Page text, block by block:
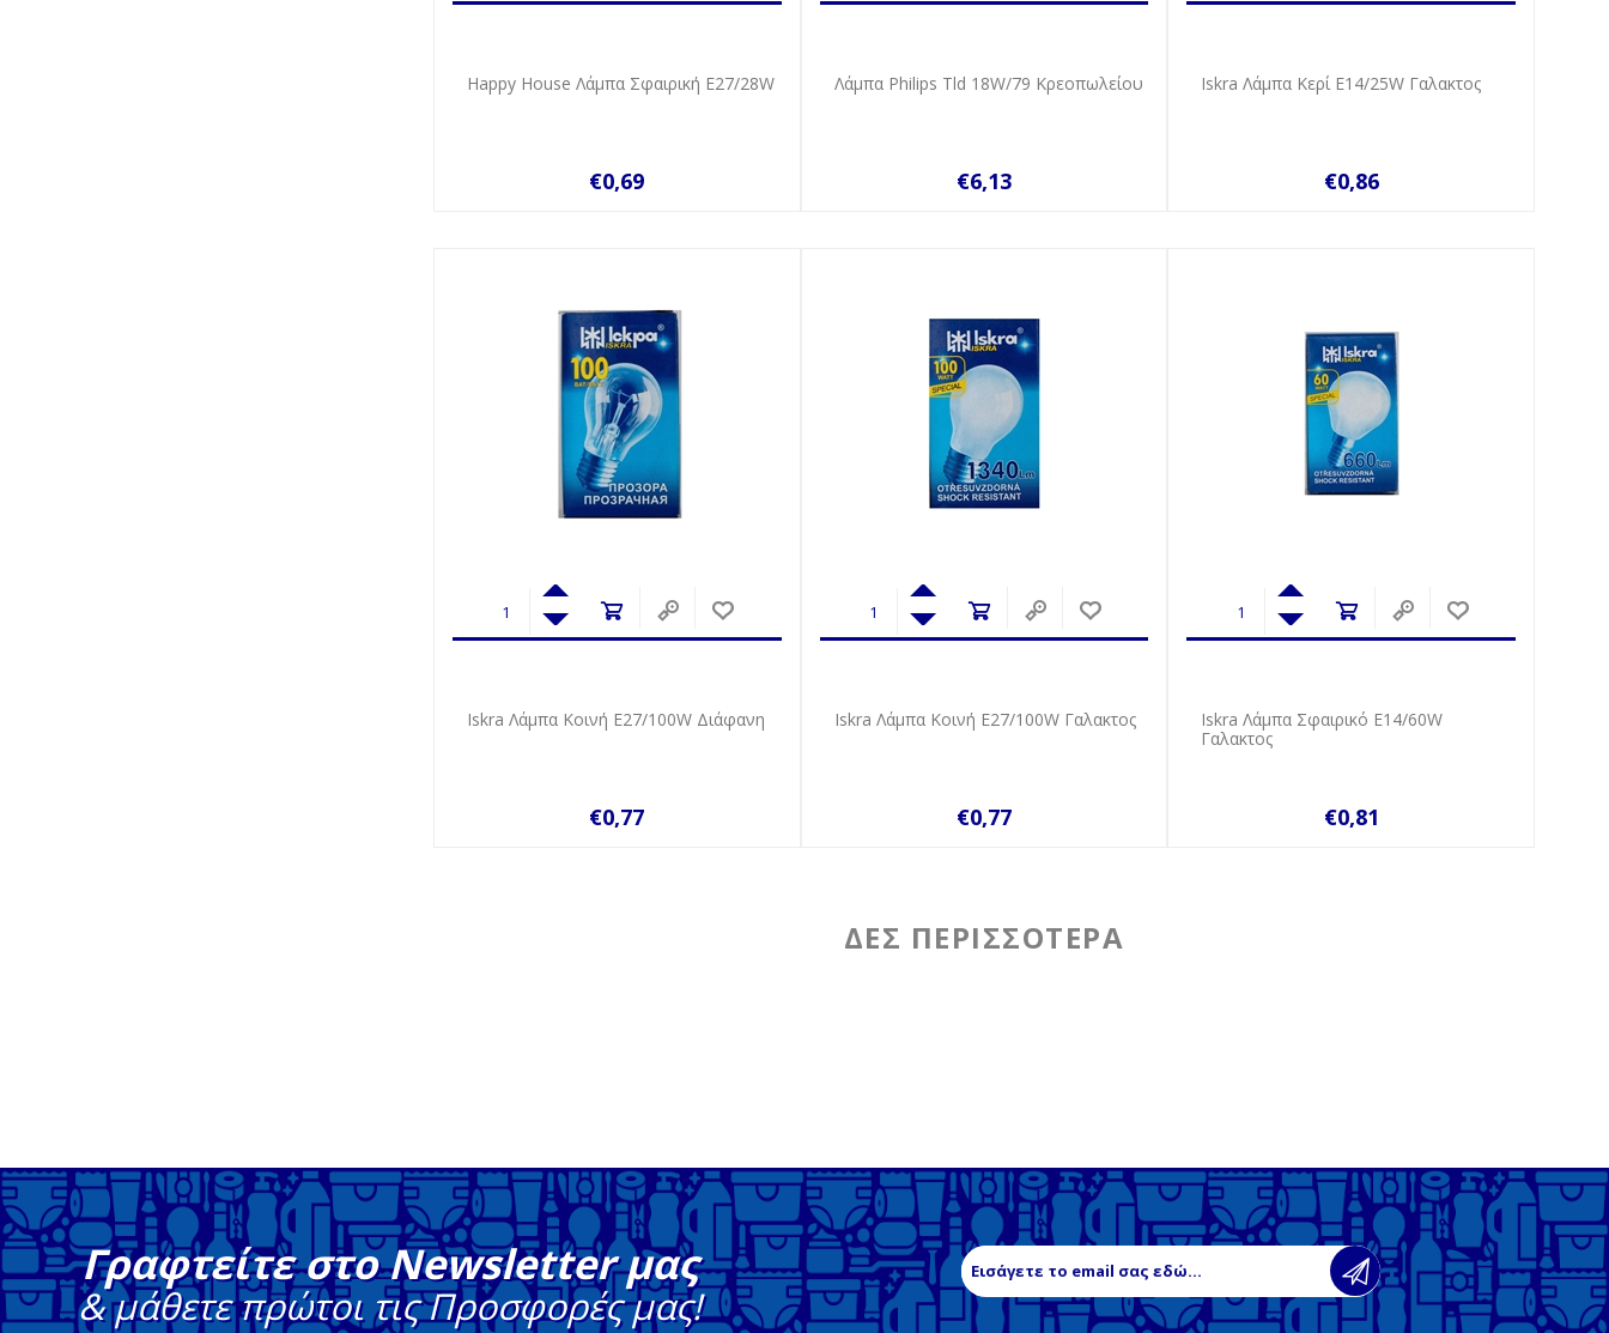
Happy House Λάμπα Σφαιρική E27/28W
€0,69
Λάμπα Philips Tld 18W/79 Κρεοπωλείου
€6,13
Iskra Λάμπα Κερί Ε14/25W Γαλακτος
€0,86
Iskra Λάμπα Κοινή Ε27/100W Διάφανη
€0,77
Iskra Λάμπα Κοινή Ε27/100W Γαλακτος
€0,77
Iskra Λάμπα Σφαιρικό Ε14/60W
Γαλακτος
€0,81
Γραφτείτε στο Newsletter μας
& μάθετε πρώτοι τις Προσφορές μας!